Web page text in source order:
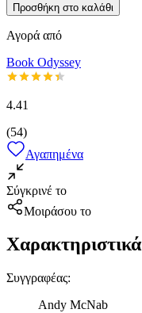
Προσθήκη στο καλάθι
Αγορά από
Book Odyssey
4.41
(54)
Αγαπημένα
Σύγκρινέ το
Μοιράσου το
Χαρακτηριστικά
Συγγραφέας:
Andy McNab